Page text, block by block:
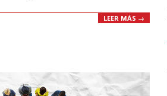
LEER MÁS →